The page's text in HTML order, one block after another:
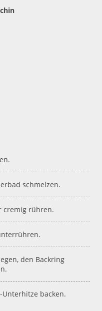
schmelzen.
cremig rühren.
den Backring
backen.